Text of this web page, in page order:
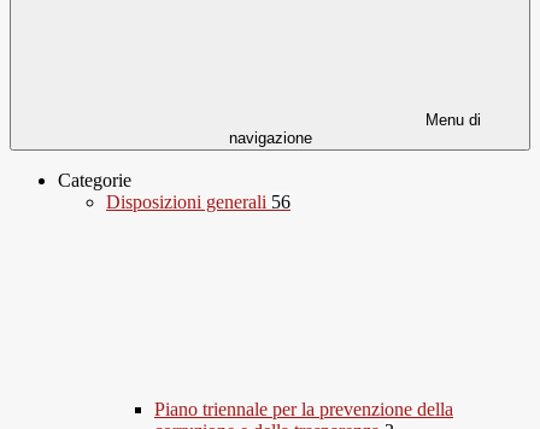
Menu di
navigazione
Categorie
Disposizioni generali 56
Piano triennale per la prevenzione della